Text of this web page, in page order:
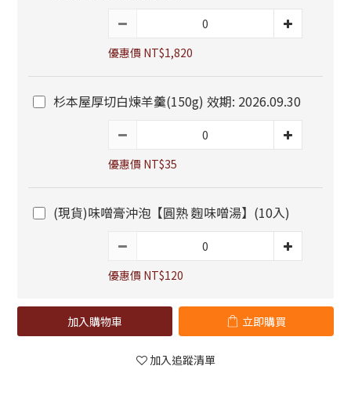
優惠價 NT$1,820
杉本屋厚切白煉羊羹(150g) 效期: 2026.09.30
優惠價 NT$35
(現貨)味噌膏沖泡【圓熟 麴味噌湯】(10入)
優惠價 NT$120
加入購物車 立即購買
加入追蹤清單